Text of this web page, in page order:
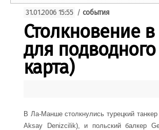
Судостроение
Пульс
Новости
Репутация
Работа
Торговая
Доска
Продажа флота
Изделия
31.01.2006 15:55 / события
Столкновение
для
карта)
В Ла-Манше столкнулись турецкий танкер
Aksay
Denizcilik), и польский балкер